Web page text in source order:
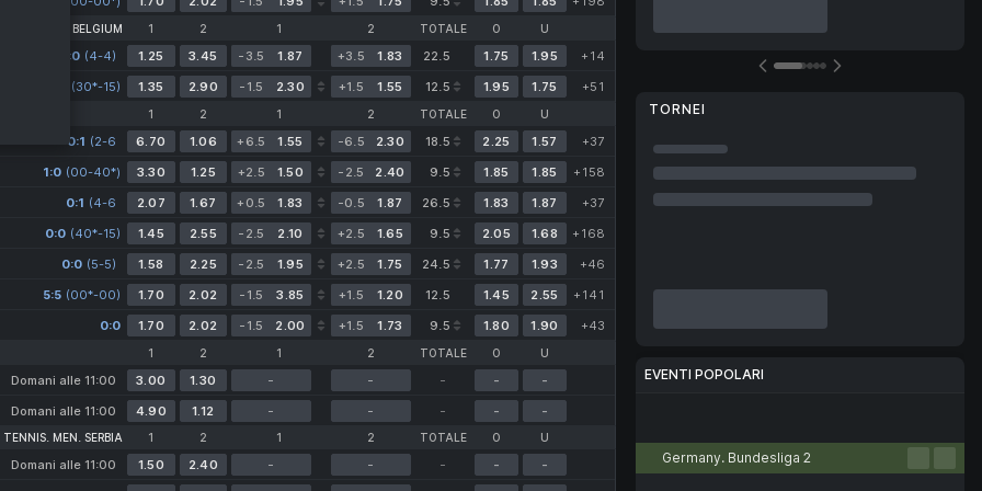
MEN. BELGIUM 1 2 1 2 TOTALE O U
0:0 (4-4) 1.25 3.45 -3.5 1.87 +3.5 1.83 22.5 1.75 1.95
+14
(30*-15) 1.35 2.90 -1.5 2.30 +1.5 1.55 12.5 1.95 1.75 +51
1 2 1 2 TOTALE O U
0:1 (2-6
6.70 1.06 +6.5 1.55 -6.5 2.30 18.5 2.25 1.57
+37
1:0 (00-40*) 3.30 1.25 +2.5 1.50 -2.5 2.40 9.5 1.85 1.85
+158
0:1 (4-6
2.07 1.67 +0.5 1.83 -0.5 1.87 26.5 1.83 1.87
+37
0:0 (40*-15) 1.45 2.55 -2.5 2.10 +2.5 1.65 9.5 2.05 1.68
+168
0:0 (5-5) 1.58 2.25 -2.5 1.95 +2.5 1.75 24.5 1.77 1.93
+46
5:5 (00*-00) 1.70 2.02 -1.5 3.85 +1.5 1.20 12.5 1.45 2.55
+141
0:0 1.70 2.02 -1.5 2.00 +1.5 1.73 9.5 1.80 1.90 +43
1 2 1 2 TOTALE O U
Domani alle 11:00 3.00 1.30 - - - -
-
Domani alle 11:00 4.90 1.12 - - - - -
TENNIS. MEN. SERBIA 1 2 1 2 TOTALE O U
Domani alle 11:00 1.50 2.40 - - - -
-
TORNEI
EVENTI POPOLARI
Germany. Bundesliga 2